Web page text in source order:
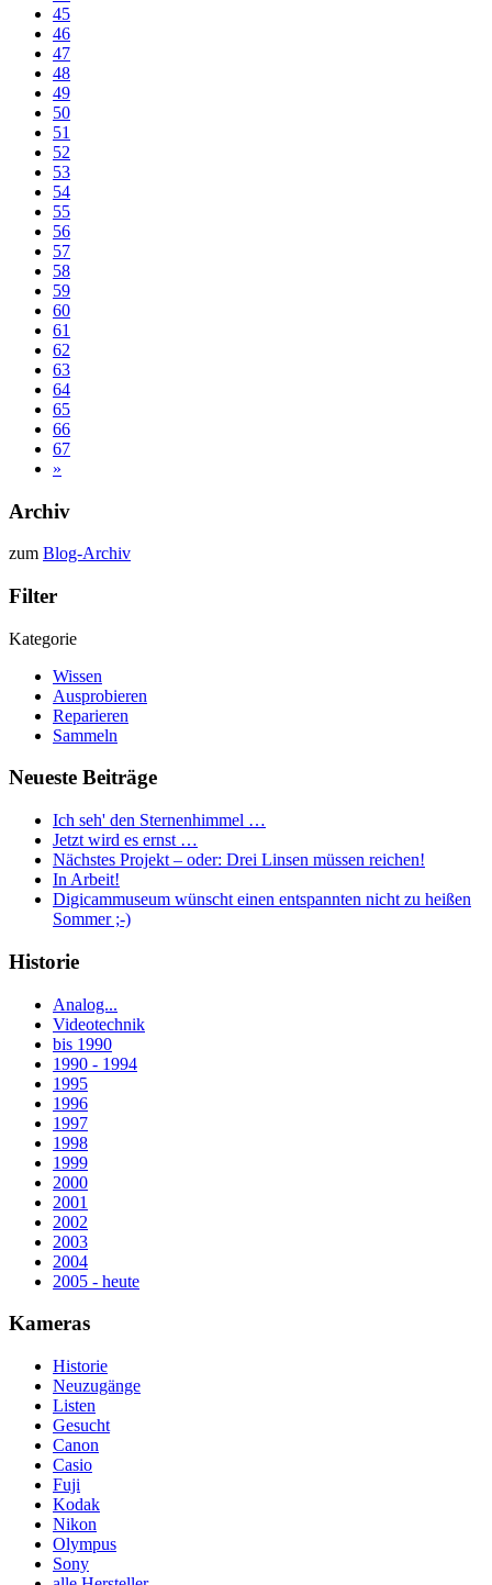
45
46
47
48
49
50
51
52
53
54
55
56
57
58
59
60
61
62
63
64
65
66
67
»
Archiv
zum Blog-Archiv
Filter
Kategorie
Wissen
Ausprobieren
Reparieren
Sammeln
Neueste Beiträge
Ich seh' den Sternenhimmel …
Jetzt wird es ernst …
Nächstes Projekt – oder: Drei Linsen müssen reichen!
In Arbeit!
Digicammuseum wünscht einen entspannten nicht zu heißen
Sommer ;-)
Historie
Analog...
Videotechnik
bis 1990
1990 - 1994
1995
1996
1997
1998
1999
2000
2001
2002
2003
2004
2005 - heute
Kameras
Historie
Neuzugänge
Listen
Gesucht
Canon
Casio
Fuji
Kodak
Nikon
Olympus
Sony